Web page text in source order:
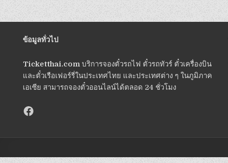
ข้อมูลทั่วไป
Ticketthai.com บริการจองตั๋วรถไฟ ตั๋วรถทัวร์ ตั๋วเครื่องบิน
และตั๋วเรือเฟอร์รี่ในประเทศไทย และประเทศต่าง ๆ ในภูมิภาค
เอเซีย สามารถจองตั๋วออนไลน์ได้ตลอด 24 ชั่วโมง